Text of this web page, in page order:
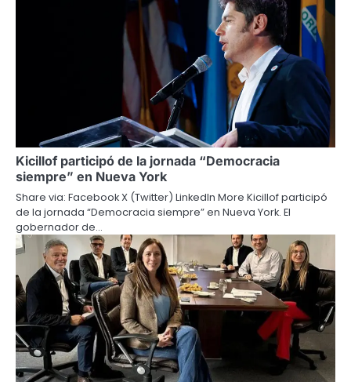
Kicillof participó de la jornada “Democracia
siempre” en Nueva York
Share via: Facebook X (Twitter) LinkedIn More Kicillof participó
de la jornada “Democracia siempre” en Nueva York. El
gobernador de…